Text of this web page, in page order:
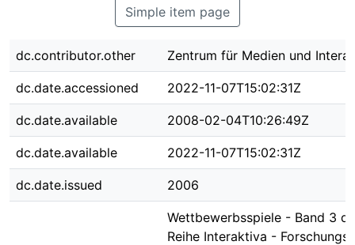
Simple item page
dc.contributor.other Zentrum für Medien und
dc.date.accessioned 2022-11-07T15:02:31Z
dc.date.available 2008-02-04T10:26:49Z
dc.date.available 2022-11-07T15:02:31Z
dc.date.issued 2006
Wettbewerbsspiele - Band 3
Reihe Interaktiva -